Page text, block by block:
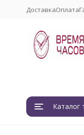
ДоставкаОплата
Каталог